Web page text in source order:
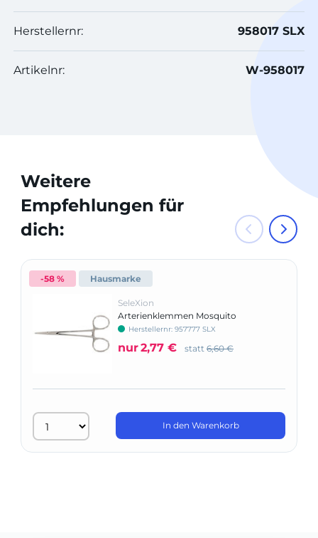
Herstellernr: 958017 SLX
Artikelnr: W-958017
Weitere
Empfehlungen für
dich:
-58 % Hausmarke
SeleXion
Arterienklemmen Mosquito
Herstellernr: 957777 SLX
nur2,77 € statt 6,60 €
In den Warenkorb